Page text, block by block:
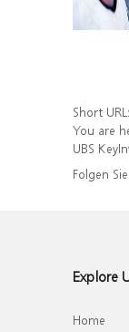
Short URL:
You are
UBS
Folgen
Explore
Home